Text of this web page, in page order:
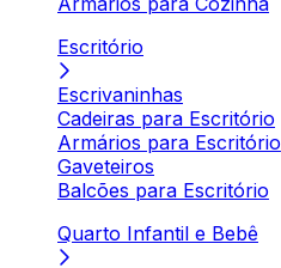
Escritório
Escrivaninhas
Cadeiras para Escritório
Armários para Escritório
Gaveteiros
Balcões para Escritório
Quarto Infantil e Bebê